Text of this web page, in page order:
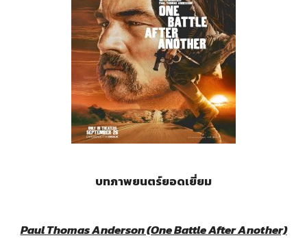
บทภาพยนตร์ยอดเยี่ยม
Paul Thomas Anderson (One Battle After Another)